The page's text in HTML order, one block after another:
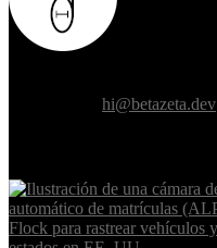
hi@betazeta.dev